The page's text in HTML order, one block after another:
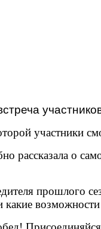
участники
рассказала о
прошлого
какие